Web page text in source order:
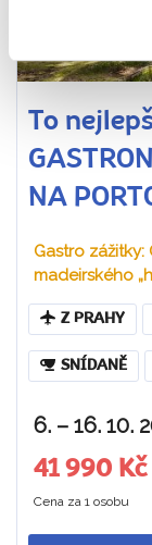
To
NA
Gastro
madeirského
Z PRAHY
SNÍDANĚ
6. – 16. 10.
41 990 Kč
Cena za 1 osobu